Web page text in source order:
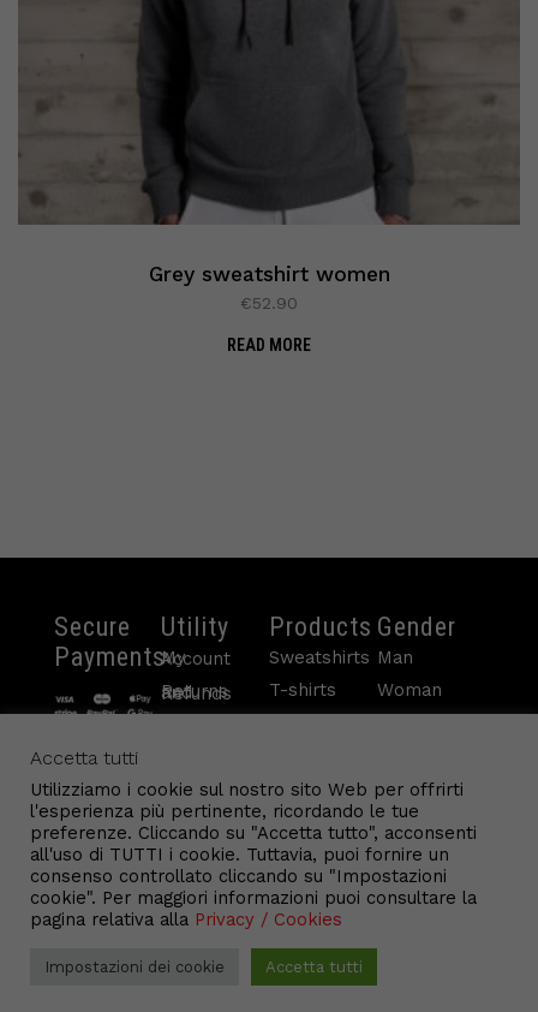
Grey sweatshirt women
€52.90
READ MORE
Secure
Payments
Contacts
info@gl9.com
Utility
My Account
Returns and Refunds
Cookie Policy
Conditions of Sale
Products
Sweatshirts
T-shirts
Accessories
Gender
Man
Woman
Goolbook
©2022 GL9.shop - All Rights Reserved.
a
I
n
s
T
i
k
Accetta tutti
Utilizziamo i cookie sul nostro sito Web per offrirti
l'esperienza più pertinente, ricordando le tue
preferenze. Cliccando su "Accetta tutto", acconsenti
all'uso di TUTTI i cookie. Tuttavia, puoi fornire un
consenso controllato cliccando su "Impostazioni
cookie". Per maggiori informazioni puoi consultare la
pagina relativa alla Privacy / Cookies
Impostazioni dei cookie Accetta tutti
se necesita ayuda!